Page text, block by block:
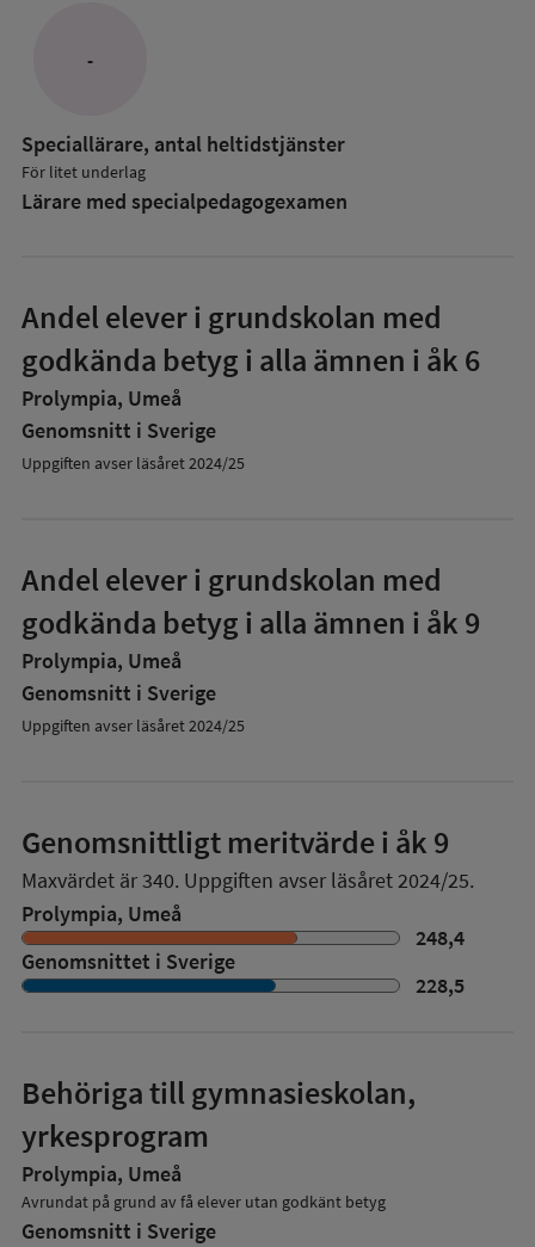
-
Speciallärare, antal heltidstjänster
För litet underlag
Lärare med specialpedagog­examen
Andel elever i grundskolan med
godkända betyg i alla ämnen i åk 6
Prolympia, Umeå
Genomsnitt i Sverige
Uppgiften avser läsåret 2024/25
Andel elever i grundskolan med
godkända betyg i alla ämnen i åk 9
Prolympia, Umeå
Genomsnitt i Sverige
Uppgiften avser läsåret 2024/25
Genomsnittligt meritvärde i åk 9
Maxvärdet är 340. Uppgiften avser läsåret 2024/25.
Prolympia, Umeå
248,4
Genomsnittet i Sverige
228,5
Behöriga till gymnasieskolan,
yrkesprogram
Prolympia, Umeå
Avrundat på grund av få elever utan godkänt betyg
Genomsnitt i Sverige